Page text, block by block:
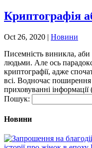
Криптографія
Oct 26, 2020 | Новини
Писемність виникла,
людьми. Але ось
криптографії, адже
всі. Водночас
приховуванні
Пошук:
Новини